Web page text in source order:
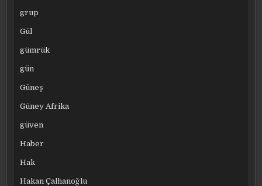
grup
Gül
gümrük
gün
Güneş
Güney Afrika
güven
Haber
Hak
Hakan Çalhanoğlu